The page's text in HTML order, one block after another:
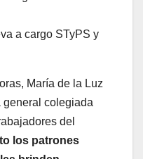
a cargo STyPS y
María de la Luz
general colegiada
del
los patrones